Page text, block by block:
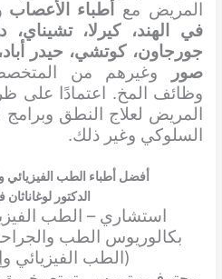
المريض مع
أطباء الأعصاب
في الهند، كيرلا، تشيناي،
جورجاون، كوتشي، حيدر
صور
وغيرهم من
وظائف المخ. اعتمادًا على
المريض لعلاج النطق وبرامج
السلوكي وغير ذلك.
أفضل أطباء الطب الفيزيائي
الدكتور لوغاناثان
استشاري – الطب
بكالوريوس الطب
(الطب الفيزيائي